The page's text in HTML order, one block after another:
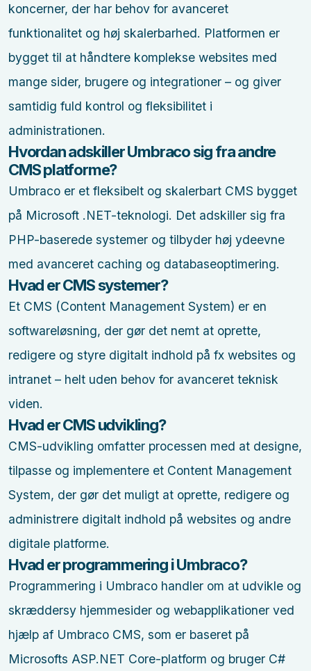
koncerner, der har behov for avanceret
funktionalitet og høj skalerbarhed. Platformen er
bygget til at håndtere komplekse websites med
mange sider, brugere og integrationer – og giver
samtidig fuld kontrol og fleksibilitet i
administrationen.
Hvordan adskiller Umbraco sig fra andre
CMS platforme?
Umbraco er et fleksibelt og skalerbart CMS bygget
på Microsoft .NET-teknologi. Det adskiller sig fra
PHP-baserede systemer og tilbyder høj ydeevne
med avanceret caching og databaseoptimering.
Hvad er CMS systemer?
Et CMS (Content Management System) er en
softwareløsning, der gør det nemt at oprette,
redigere og styre digitalt indhold på fx websites og
intranet – helt uden behov for avanceret teknisk
viden.
Hvad er CMS udvikling?
CMS-udvikling omfatter processen med at designe,
tilpasse og implementere et Content Management
System, der gør det muligt at oprette, redigere og
administrere digitalt indhold på websites og andre
digitale platforme.
Hvad er programmering i Umbraco?
Programmering i Umbraco handler om at udvikle og
skræddersy hjemmesider og webapplikationer ved
hjælp af Umbraco CMS, som er baseret på
Microsofts ASP.NET Core-platform og bruger C#